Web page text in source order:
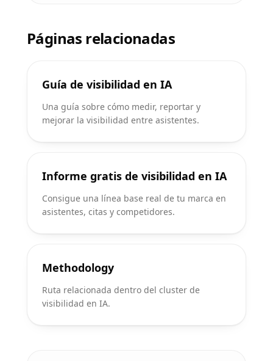
Páginas relacionadas
Guía de visibilidad en IA
Una guía sobre cómo medir, reportar y
mejorar la visibilidad entre asistentes.
Informe gratis de visibilidad en IA
Consigue una línea base real de tu marca en
asistentes, citas y competidores.
Methodology
Ruta relacionada dentro del cluster de
visibilidad en IA.